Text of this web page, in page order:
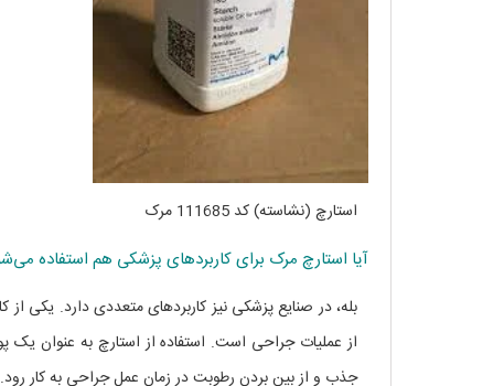
استارچ (نشاسته) کد 111685 مرک
آیا استارچ مرک برای کاربردهای پزشکی هم استفاده
بله، در صنایع پزشکی نیز کاربردهای متعددی دارد. یکی
از عملیات جراحی است. استفاده از استارچ به عنوان
جذب و از بین بردن رطوبت در زمان عمل جراحی به کار رود.